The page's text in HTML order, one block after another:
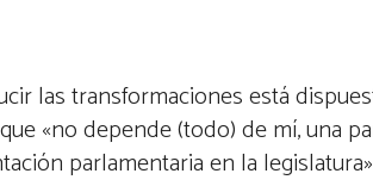
las transformaciones está
«no depende (todo) de mí, una
parlamentaria en la